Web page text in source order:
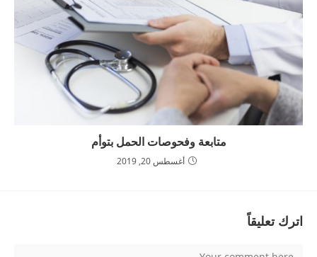
متابعة وفحوصات الحمل بتوأم
أغسطس 20, 2019
اترك تعليقاً